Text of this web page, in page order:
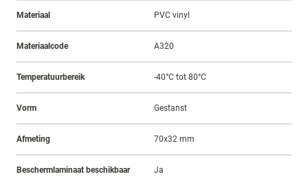
Materiaal PVC vinyl
Materiaalcode A320
Temperatuurbereik -40°C tot 80°C
Vorm Gestanst
Afmeting 70x32 mm
Beschermlaminaat beschikbaar Ja